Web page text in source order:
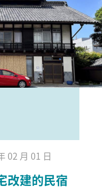
02 月 01 日
改建的民宿